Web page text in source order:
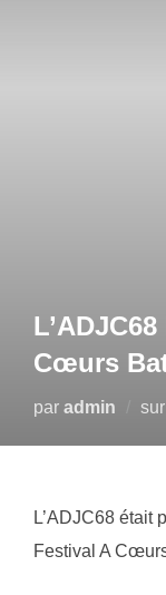
Cœurs
par admin sur
L’ADJC68 était
Festival A